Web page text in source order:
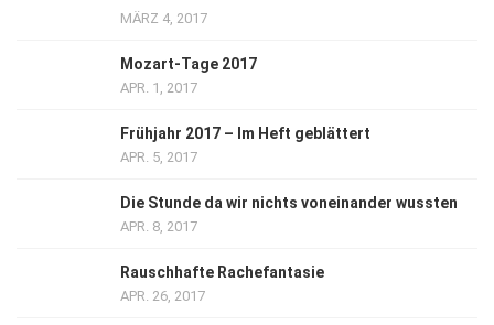
MÄRZ 4, 2017
Mozart-Tage 2017
APR. 1, 2017
Frühjahr 2017 – Im Heft geblättert
APR. 5, 2017
Die Stunde da wir nichts voneinander wussten
APR. 8, 2017
Rauschhafte Rachefantasie
APR. 26, 2017